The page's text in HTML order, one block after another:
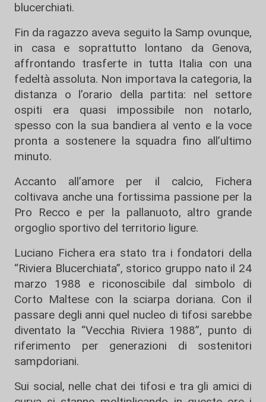
blucerchiati.
Fin da ragazzo aveva seguito la Samp ovunque,
in casa e soprattutto lontano da Genova,
affrontando trasferte in tutta Italia con una
fedeltà assoluta. Non importava la categoria, la
distanza o l’orario della partita: nel settore
ospiti era quasi impossibile non notarlo,
spesso con la sua bandiera al vento e la voce
pronta a sostenere la squadra fino all’ultimo
minuto.
Accanto all’amore per il calcio, Fichera
coltivava anche una fortissima passione per la
Pro Recco e per la pallanuoto, altro grande
orgoglio sportivo del territorio ligure.
Luciano Fichera era stato tra i fondatori della
“Riviera Blucerchiata”, storico gruppo nato il 24
marzo 1988 e riconoscibile dal simbolo di
Corto Maltese con la sciarpa doriana. Con il
passare degli anni quel nucleo di tifosi sarebbe
diventato la “Vecchia Riviera 1988”, punto di
riferimento per generazioni di sostenitori
sampdoriani.
Sui social, nelle chat dei tifosi e tra gli amici di